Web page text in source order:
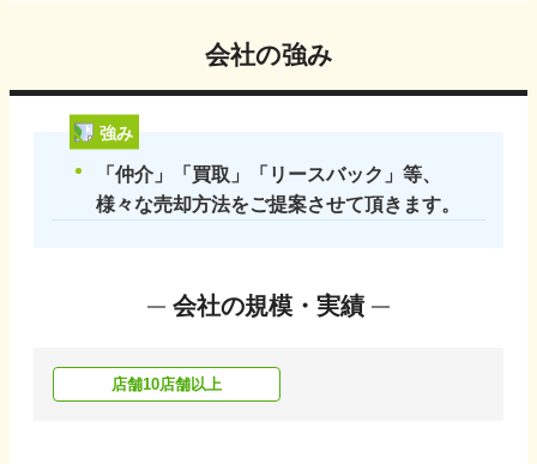
会社の強み
強み
「仲介」「買取」「リースバック」等、
様々な売却方法をご提案させて頂きます。
会社の規模・実績
店舗10店舗以上